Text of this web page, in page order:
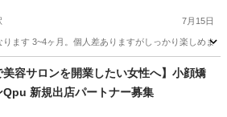
7月15日
ます 3~4ヶ月。個人差ありますがしっかり楽しめま
駅 ヘアサロン エクステ
美容サロンを開業したい女性へ】小顔矯
Qpu 新規出店パートナー募集